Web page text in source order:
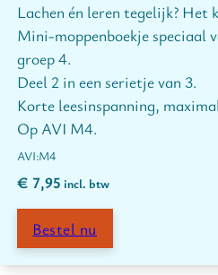
Lachen én leren tegelijk? Het
Mini-moppenboekje speciaal
groep 4.
Deel 2 in een serietje van 3.
Korte leesinspanning,
Op AVI M4.
M4
€ 7,95 incl. btw
Bestel nu